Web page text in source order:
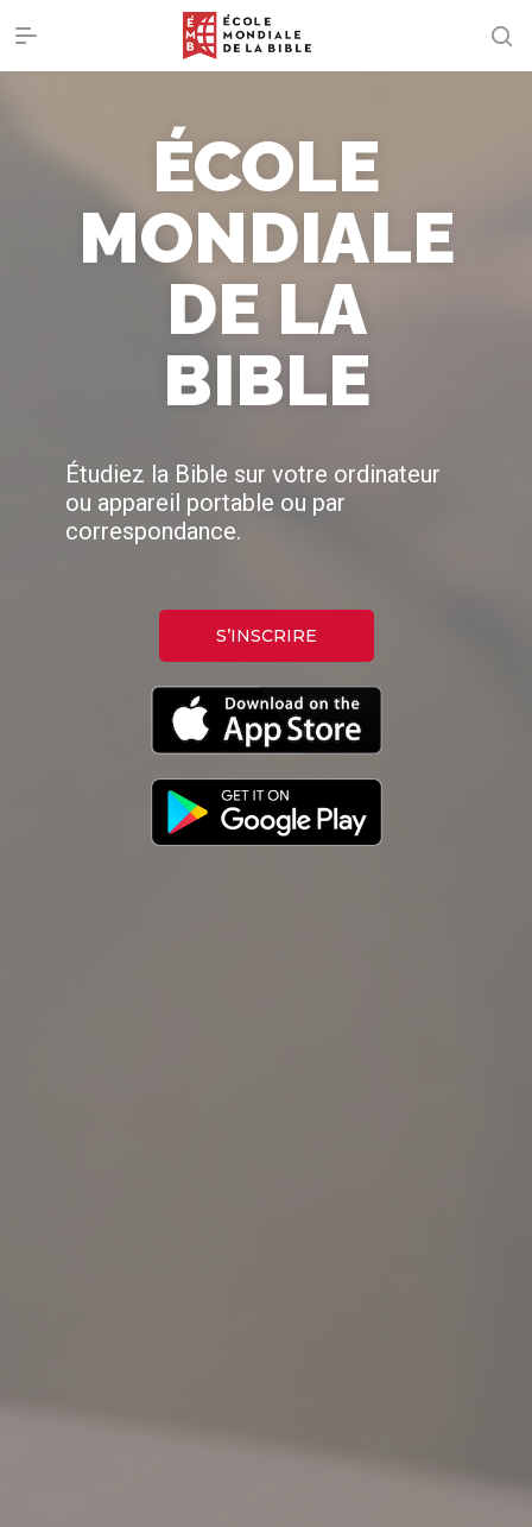
ÉCOLE
MONDIALE
DE LA
BIBLE
Étudiez la Bible sur votre ordinateur
ou appareil portable ou par
correspondance.
S’INSCRIRE